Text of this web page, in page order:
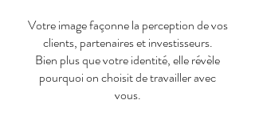
Votre image façonne la perception de vos
clients, partenaires et investisseurs.
Bien plus que votre identité, elle révèle
pourquoi on choisit de travailler avec
vous.